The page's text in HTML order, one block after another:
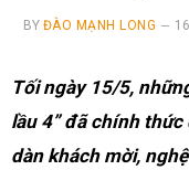
BY ĐÀO MẠNH LONG
Tối ngày 15/5,
lầu 4” đã chính
dàn khách mời,